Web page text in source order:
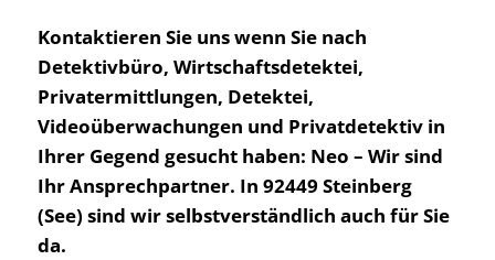
Kontaktieren Sie uns wenn Sie nach
Detektivbüro, Wirtschaftsdetektei,
Privatermittlungen, Detektei,
Videoüberwachungen und Privatdetektiv in
Ihrer Gegend gesucht haben: Neo – Wir sind
Ihr Ansprechpartner. In 92449 Steinberg
(See) sind wir selbstverständlich auch für Sie
da.